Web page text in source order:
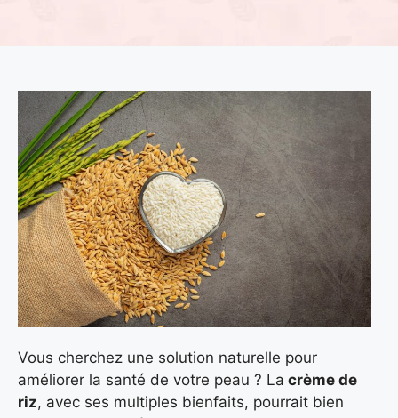
Vous cherchez une solution naturelle pour
améliorer la santé de votre peau ? La crème de
riz, avec ses multiples bienfaits, pourrait bien